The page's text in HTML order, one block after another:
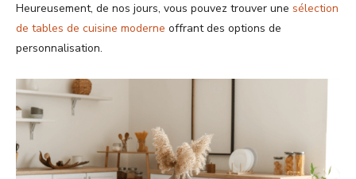
Heureusement, de nos jours, vous pouvez trouver une sélection
de tables de cuisine moderne offrant des options de
personnalisation.